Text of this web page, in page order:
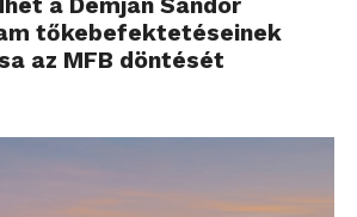
a Demján Sándor
tőkebefektetéseinek
az MFB döntését